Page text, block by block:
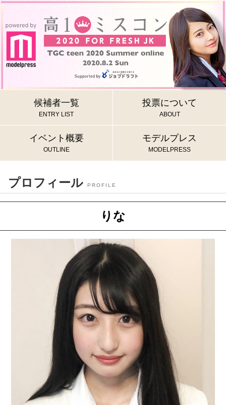
候補者一覧
ENTRY LIST
投票について
ABOUT
イベント概要
OUTLINE
モデルプレス
MODELPRESS
プロフィール PROFILE
りな